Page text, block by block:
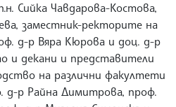
Сийка Чавдарова-Костова,
заместник-ректорите на
д-р Вяра Кюрова и доц. д-р
и декани и представители
на различни факултети
д-р Райна Димитрова, проф.